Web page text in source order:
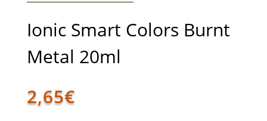
Ionic Smart Colors Burnt
Metal 20ml
2,65€